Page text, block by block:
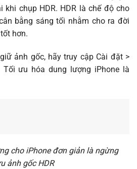
khi chụp HDR. HDR là chế độ cho
bằng sáng tối nhằm cho ra đời
hơn.
ảnh gốc, hãy truy cập Cài đặt >
ưu hóa dung lượng iPhone là
cho iPhone đơn giản là ngừng
ảnh gốc HDR